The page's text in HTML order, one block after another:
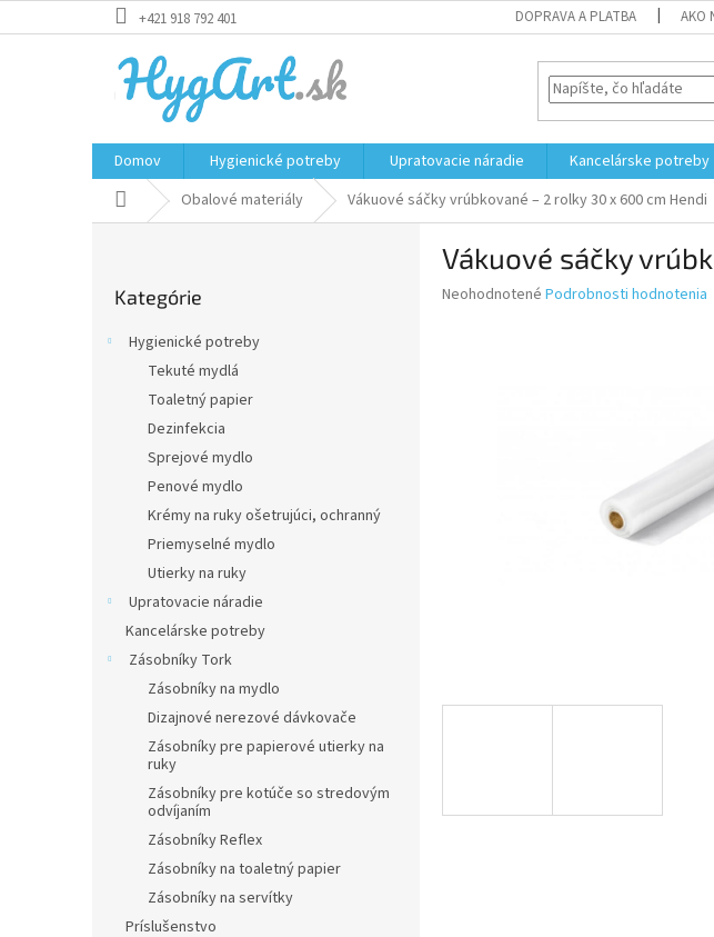
na
+421 918 792 401 DOPRAVA A PLATBA AKO
Domov Hygienické potreby Upratovacie náradie Kancelárske potreby
Domov Obalové materiály Vákuové sáčky vrúbkované – 2 rolky 30 x 600 cm Hendi
kategórie
Kategórie
Hygienické potreby
Tekuté mydlá
Toaletný papier
Dezinfekcia
Sprejové mydlo
Penové mydlo
Krémy na ruky ošetrujúci, ochranný
Priemyselné mydlo
Utierky na ruky
Upratovacie náradie
Kancelárske potreby
Zásobníky Tork
Zásobníky na mydlo
Dizajnové nerezové dávkovače
Zásobníky pre papierové utierky na
ruky
Zásobníky pre kotúče so stredovým
odvíjaním
Zásobníky Reflex
Zásobníky na toaletný papier
Zásobníky na servítky
Príslušenstvo
Vákuové sáčky
Priemerné
Neohodnotené Podrobnosti hodnotenia